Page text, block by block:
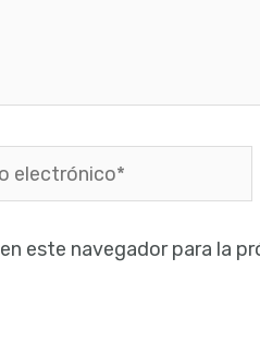
este navegador para la